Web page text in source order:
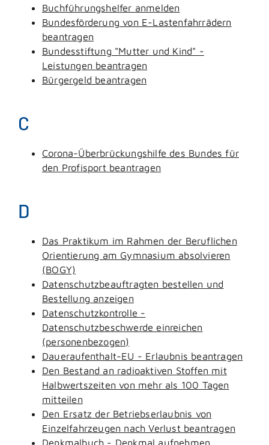
Buchführungshelfer anmelden
Bundesförderung von E-Lastenfahrrädern
beantragen
Bundesstiftung "Mutter und Kind" -
Leistungen beantragen
Bürgergeld beantragen
C
Corona-Überbrückungshilfe des Bundes für
den Profisport beantragen
D
Das Praktikum im Rahmen der Beruflichen
Orientierung am Gymnasium absolvieren
(BOGY)
Datenschutzbeauftragten bestellen und
Bestellung anzeigen
Datenschutzkontrolle -
Datenschutzbeschwerde einreichen
(personenbezogen)
Daueraufenthalt-EU - Erlaubnis beantragen
Den Bestand an radioaktiven Stoffen mit
Halbwertszeiten von mehr als 100 Tagen
mitteilen
Den Ersatz der Betriebserlaubnis von
Einzelfahrzeugen nach Verlust beantragen
Denkmalbuch - Denkmal aufnehmen